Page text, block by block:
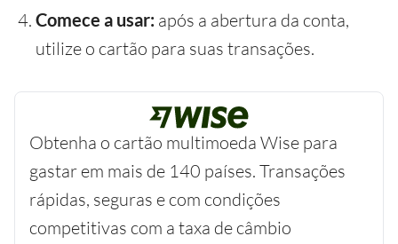
Comece a usar: após a abertura da conta,
utilize o cartão para suas transações.
Obtenha o cartão multimoeda Wise para
gastar em mais de 140 países. Transações
rápidas, seguras e com condições
competitivas com a taxa de câmbio